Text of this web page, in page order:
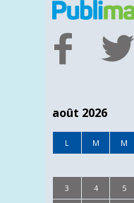
août 2026
L M M
3 4 5